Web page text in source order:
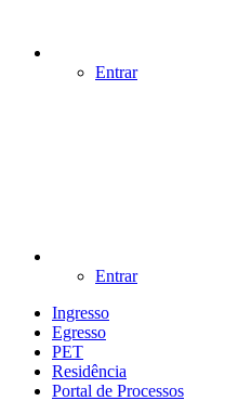
Entrar
Entrar
Ingresso
Egresso
PET
Residência
Portal de Processos